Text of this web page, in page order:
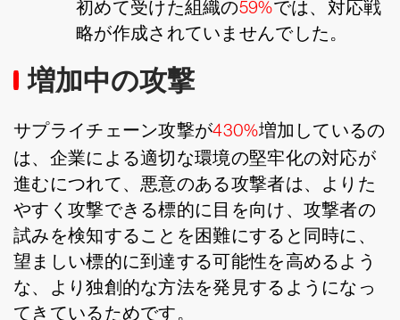
初めて受けた組織の59%では、対応戦
略が作成されていませんでした。
増加中の攻撃
サプライチェーン攻撃が430%増加しているの
は、企業による適切な環境の堅牢化の対応が
進むにつれて、悪意のある攻撃者は、よりた
やすく攻撃できる標的に目を向け、攻撃者の
試みを検知することを困難にすると同時に、
望ましい標的に到達する可能性を高めるよう
な、より独創的な方法を発見するようになっ
てきているためです。